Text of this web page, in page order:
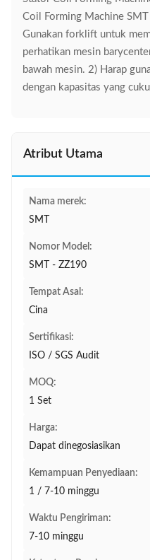
Coil Forming Machine
Gunakan forklift untuk
perhatikan mesin
bawah mesin. 2) Harap
dengan kapasitas yang
Atribut Utama
Nama merek:
SMT
Nomor Model:
SMT - ZZ190
Tempat Asal:
Cina
Sertifikasi:
ISO / SGS Audit
MOQ:
1 Set
Harga:
Dapat dinegosiasikan
Kemampuan Penyediaan:
1 / 7-10 minggu
Waktu Pengiriman:
7-10 minggu